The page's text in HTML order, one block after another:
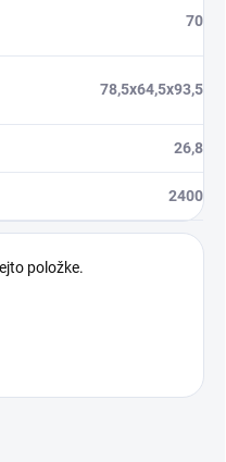
70
78,5x64,5x93,5
26,8
2400
položke.